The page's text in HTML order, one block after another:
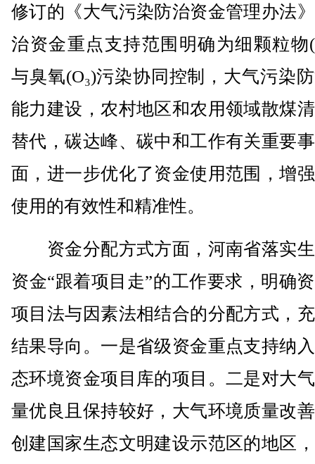
修订的《大气污染防治资金管理办法
治资金重点支持范围明确为细颗粒物
与臭氧(O₃)污染协同控制，大气污染
能力建设，农村地区和农用领域散煤
替代，碳达峰、碳中和工作有关重要
面，进一步优化了资金使用范围，增
使用的有效性和精准性。
资金分配方式方面，河南省落实
资金“跟着项目走”的工作要求，明确
项目法与因素法相结合的分配方式，
结果导向。一是省级资金重点支持纳
态环境资金项目库的项目。二是对大
量优良且保持较好，大气环境质量改
创建国家生态文明建设示范区的地区